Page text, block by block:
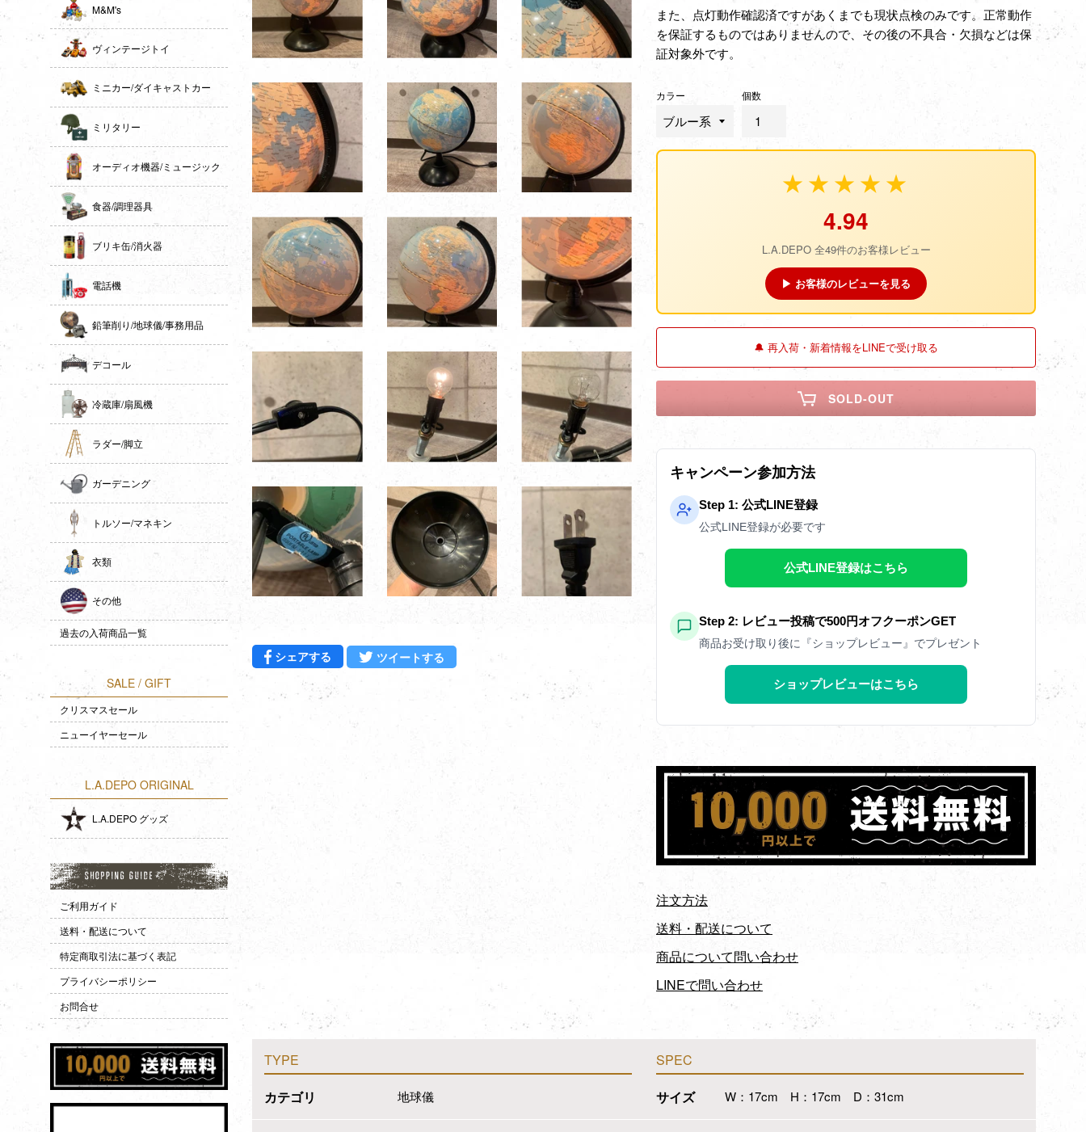
M&M's
ヴィンテージトイ
ミニカー/ダイキャストカー
ミリタリー
オーディオ機器/ミュージック
食器/調理器具
ブリキ缶/消火器
電話機
鉛筆削り/地球儀/事務用品
デコール
冷蔵庫/扇風機
ラダー/脚立
ガーデニング
トルソー/マネキン
衣類
その他
過去の入荷商品一覧
SALE / GIFT
クリスマスセール
ニューイヤーセール
L.A.DEPO ORIGINAL
L.A.DEPO グッズ
ご利用ガイド
送料・配送について
特定商取引法に基づく表記
プライバシーポリシー
お問合せ
シェアする Facebookでシェアする
ツイートする Twitterに投稿する
また、点灯動作確認済ですがあくまでも現状点検のみです。正常動作
を保証するものではありませんので、その後の不具合・欠損などは保
証対象外です。
カラー 個数
★★★★★
4.94
L.A.DEPO 全49件のお客様レビュー
▶ お客様のレビューを見る
🔔 再入荷・新着情報をLINEで受け取る
SOLD-OUT
キャンペーン参加方法
Step 1: 公式LINE登録
公式LINE登録が必要です
公式LINE登録はこちら
Step 2: レビュー投稿で500円オフクーポンGET
商品お受け取り後に『ショップレビュー』でプレゼント
ショップレビューはこちら
注文方法
送料・配送について
商品について問い合わせ
LINEで問い合わせ
TYPE
カテゴリ
地球儀
SPEC
サイズ
W：17cm H：17cm D：31cm